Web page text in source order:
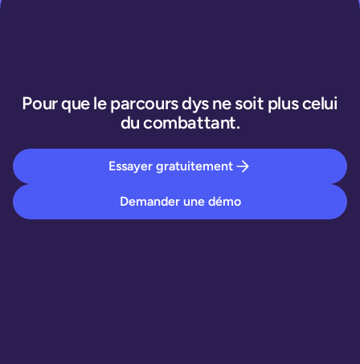
Pour que le parcours dys ne soit plus celui
du combattant.
Essayer gratuitement
Demander une démo